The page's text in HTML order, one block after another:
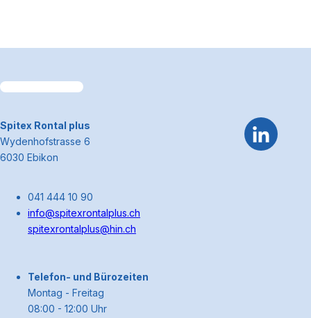
~Kontaktinformationen
Spitex Rontal plus
Wydenhofstrasse 6
6030 Ebikon
041 444 10 90
info@spitexrontalplus.ch
spitexrontalplus@hin.ch
Telefon- und Bürozeiten
Montag - Freitag
08:00 - 12:00 Uhr